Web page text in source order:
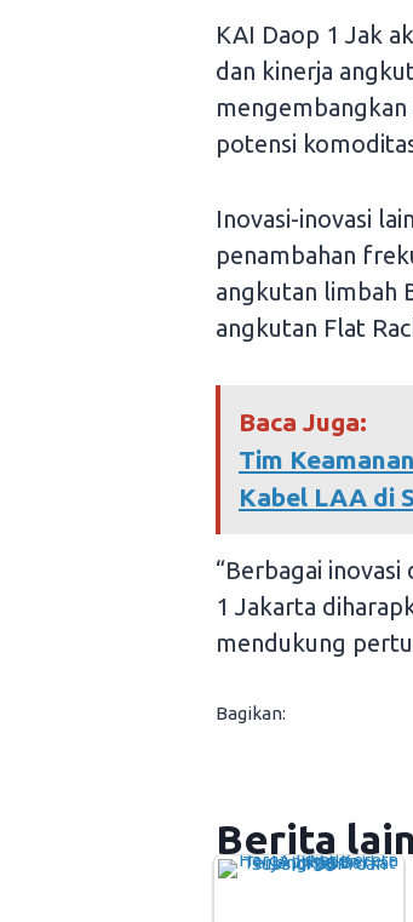
KAI Daop 1 Jak
dan kinerja
mengembangkan
potensi
Inovasi-inovasi
penambahan
angkutan limbah
angkutan Flat
Baca Juga:
Tim
Kabel LAA di
“Berbagai
1 Jakarta
mendukung
Bagikan:
Berita